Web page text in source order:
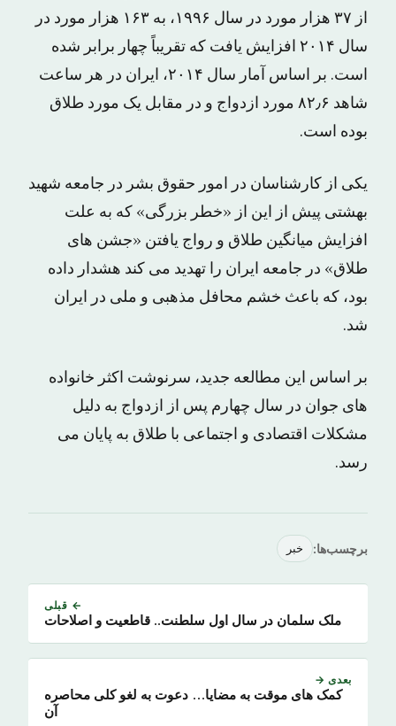
از ۳۷ هزار مورد در سال ۱۹۹۶، به ۱۶۳ هزار مورد در
سال ۲۰۱۴ افزایش یافت که تقریباً چهار برابر شده
است. بر اساس آمار سال ۲۰۱۴، ایران در هر ساعت
شاهد ۸۲٫۶ مورد ازدواج و در مقابل یک مورد طلاق
بوده است.
یکی از کارشناسان در امور حقوق بشر در جامعه شهید
بهشتی پیش از این از «خطر بزرگی» که به علت
افزایش میانگین طلاق و رواج یافتن «جشن های
طلاق» در جامعه ایران را تهدید می کند هشدار داده
بود، که باعث خشم محافل مذهبی و ملی در ایران
شد.
بر اساس این مطالعه جدید، سرنوشت اکثر خانواده
های جوان در سال چهارم پس از ازدواج به دلیل
مشکلات اقتصادی و اجتماعی با طلاق به پایان می
رسد.
برچسب‌ها: خبر
← قبلی
ملک سلمان در سال اول سلطنت.. قاطعیت و اصلاحات
بعدی →
کمک های موقت به مضایا… دعوت به لغو کلی محاصره
آن